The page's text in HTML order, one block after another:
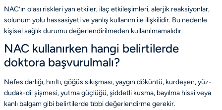
NAC’ın olası riskleri yan etkiler, ilaç etkileşimleri, alerjik reaksiyonlar,
solunum yolu hassasiyeti ve yanlış kullanım ile ilişkilidir. Bu nedenle
kişisel sağlık durumu değerlendirilmeden kullanılmamalıdır.
NAC kullanırken hangi belirtilerde
doktora başvurulmalı?
Nefes darlığı, hırıltı, göğüs sıkışması, yaygın döküntü, kurdeşen, yüz-
dudak-dil şişmesi, yutma güçlüğü, şiddetli kusma, bayılma hissi veya
kanlı balgam gibi belirtilerde tıbbi değerlendirme gerekir.